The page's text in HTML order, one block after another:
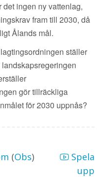
ingen ny vattenlag,
fram till 2030, då
Ålands mål.
ställer
gör tillräckliga
för 2030 uppnås?
(Obs)
Spela
upp